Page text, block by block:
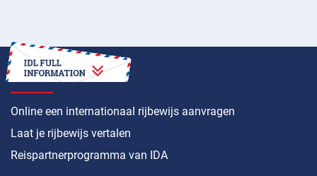
HOE
Online een internationaal rijbewijs aanvragen
Laat je rijbewijs vertalen
Reispartnerprogramma van IDA